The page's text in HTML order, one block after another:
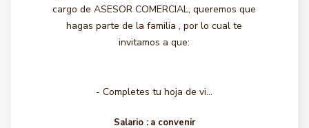
cargo de ASESOR COMERCIAL, queremos que
hagas parte de la familia , por lo cual te
invitamos a que:
- Completes tu hoja de vi...
Salario : a convenir